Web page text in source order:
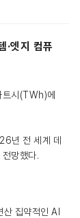
·엣지 컴퓨
시(TWh)에
년 전 세계 데
망했다.
집약적인 AI